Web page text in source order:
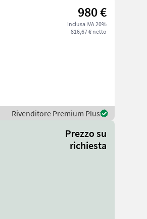
980 €
inclusa IVA 20%
816,67 € netto
Rivenditore Premium Plus
Prezzo su
richiesta